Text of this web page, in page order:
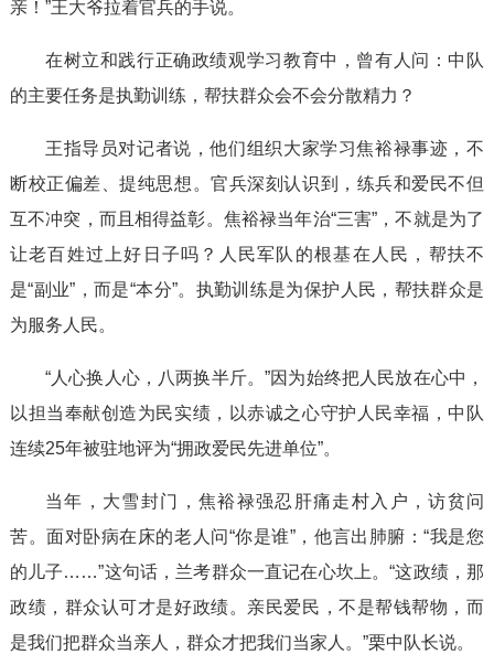
亲！”王大爷拉着官兵的手说。
在树立和践行正确政绩观学习教育中，曾有人问：中队
的主要任务是执勤训练，帮扶群众会不会分散精力？
王指导员对记者说，他们组织大家学习焦裕禄事迹，不
断校正偏差、提纯思想。官兵深刻认识到，练兵和爱民不但
互不冲突，而且相得益彰。焦裕禄当年治“三害”，不就是为了
让老百姓过上好日子吗？人民军队的根基在人民，帮扶不
是“副业”，而是“本分”。执勤训练是为保护人民，帮扶群众是
为服务人民。
“人心换人心，八两换半斤。”因为始终把人民放在心中，
以担当奉献创造为民实绩，以赤诚之心守护人民幸福，中队
连续25年被驻地评为“拥政爱民先进单位”。
当年，大雪封门，焦裕禄强忍肝痛走村入户，访贫问
苦。面对卧病在床的老人问“你是谁”，他言出肺腑：“我是您
的儿子……”这句话，兰考群众一直记在心坎上。“这政绩，那
政绩，群众认可才是好政绩。亲民爱民，不是帮钱帮物，而
是我们把群众当亲人，群众才把我们当家人。”栗中队长说。